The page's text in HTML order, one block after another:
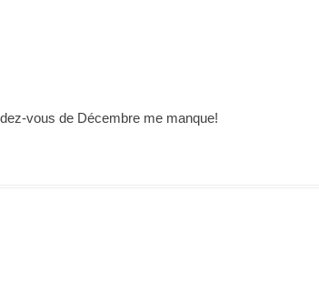
vous de Décembre me manque!